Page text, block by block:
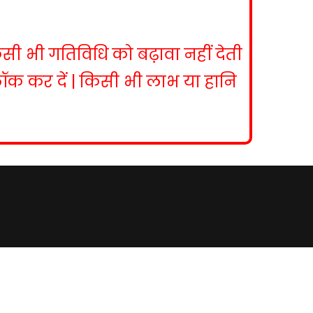
भी गतिविधि को बढ़ावा नहीं देती
कर दें | किसी भी लाभ या हानि